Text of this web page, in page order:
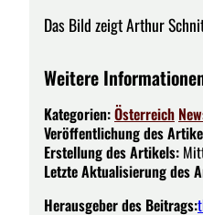
Das Bild zeigt Arthur
Weitere
Kategorien:Österreich
Veröffentlichung des
Erstellung des Artikels:
Letzte Aktualisierung des
Herausgeber des Beitrags: